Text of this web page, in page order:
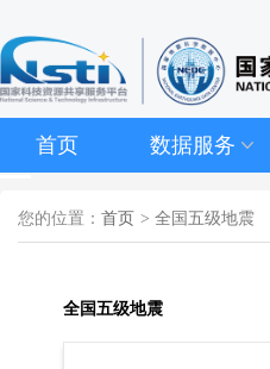
首页 数据服务
您的位置： 首页 > 全国五级地震